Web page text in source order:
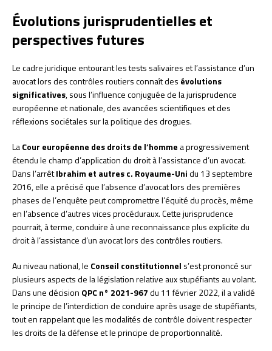
Évolutions jurisprudentielles et
perspectives futures
Le cadre juridique entourant les tests salivaires et l’assistance d’un
avocat lors des contrôles routiers connaît des évolutions
significatives, sous l’influence conjuguée de la jurisprudence
européenne et nationale, des avancées scientifiques et des
réflexions sociétales sur la politique des drogues.
LaCour européenne des droits de l’homme a progressivement
étendu le champ d’application du droit à l’assistance d’un avocat.
Dans l’arrêtIbrahim et autres c. Royaume-Unidu 13 septembre
2016, elle a précisé que l’absence d’avocat lors des premières
phases de l’enquête peut compromettre l’équité du procès, même
en l’absence d’autres vices procéduraux. Cette jurisprudence
pourrait, à terme, conduire à une reconnaissance plus explicite du
droit à l’assistance d’un avocat lors des contrôles routiers.
Au niveau national, le Conseil constitutionnel s’est prononcé sur
plusieurs aspects de la législation relative aux stupéfiants au volant.
Dans une décision QPC n° 2021-967du 11 février 2022, il a validé
le principe de l’interdiction de conduire après usage de stupéfiants,
tout en rappelant que les modalités de contrôle doivent respecter
les droits de la défense et le principe de proportionnalité.